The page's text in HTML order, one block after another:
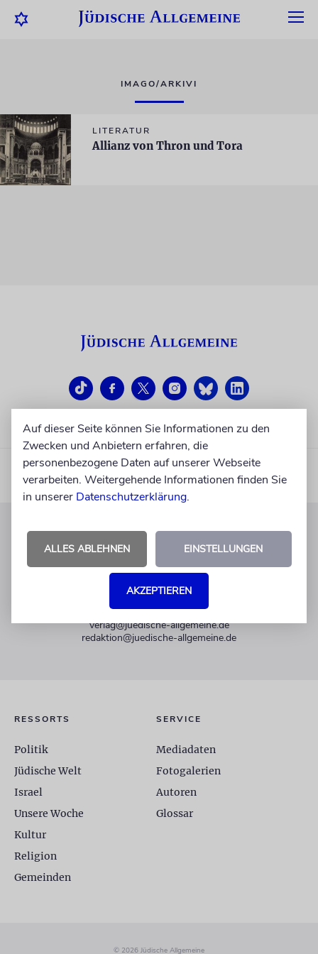
IMAGO/ARKIVI
LITERATUR
Allianz von Thron und Tora
KUNDENSERVICE
+49 30 275833 0
Mo-Do 9-17 Uhr
verlag@juedische-allgemeine.de
redaktion@juedische-allgemeine.de
RESSORTS
Politik
Jüdische Welt
Israel
Unsere Woche
Kultur
Religion
Gemeinden
SERVICE
Mediadaten
Fotogalerien
Autoren
Glossar
© 2026 Jüdische Allgemeine
Auf dieser Seite können Sie Informationen zu den
Zwecken und Anbietern erfahren, die
personenbezogene Daten auf unserer Webseite
verarbeiten. Weitergehende Informationen finden Sie
in unserer Datenschutzerklärung.
ALLES ABLEHNEN EINSTELLUNGEN
AKZEPTIEREN